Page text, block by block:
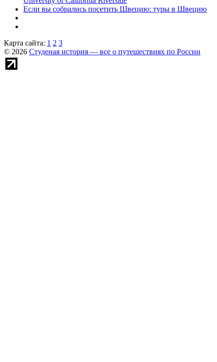
Если вы собрались посетить Швецию: туры в Швецию
Карта сайта: 1 2 3
© 2026 Студеная история — все о путешествиях по России